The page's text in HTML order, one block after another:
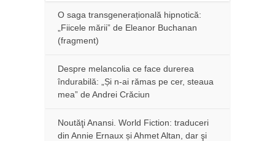
O saga transgenerațională hipnotică:
„Fiicele mării” de Eleanor Buchanan
(fragment)
Despre melancolia ce face durerea
îndurabilă: „Și n-ai rămas pe cer, steaua
mea” de Andrei Crăciun
Noutăţi Anansi. World Fiction: traduceri
din Annie Ernaux și Ahmet Altan, dar şi